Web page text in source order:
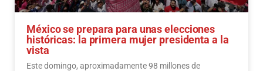
México se prepara para unas elecciones
históricas: la primera mujer presidenta a la
vista
Este domingo, aproximadamente 98 millones de